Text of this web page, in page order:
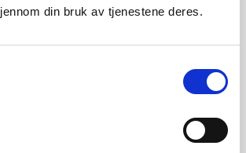
din bruk av tjenestene deres.
NVE-dok nr 12 2002;
om rikspolitiske retningslinjer for